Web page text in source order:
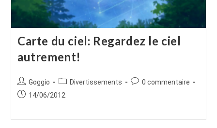
Carte du ciel: Regardez le ciel
autrement!
Auteur/autrice
de
Goggio
Post
category:
Divertissements
Commentaires
0 commentaire
Publication
14/06/2012